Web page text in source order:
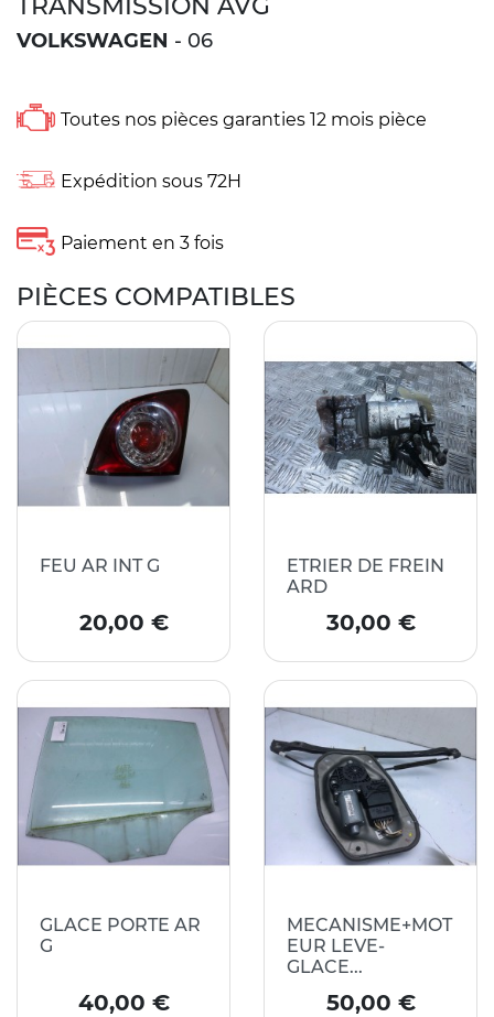
TRANSMISSION AVG
VOLKSWAGEN - 06
Toutes nos pièces garanties 12 mois pièce
Expédition sous 72H
Paiement en 3 fois
PIÈCES COMPATIBLES
FEU AR INT G
Prix
20,00 €
ETRIER DE FREIN
ARD
Prix
30,00 €
GLACE PORTE AR
G
Prix
40,00 €
MECANISME+MOT
EUR LEVE-
GLACE...
Prix
50,00 €